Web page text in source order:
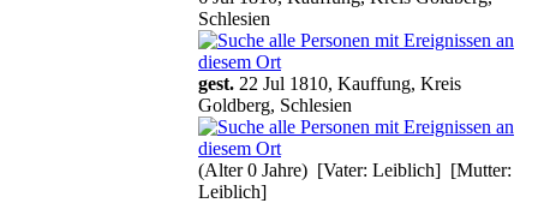
Schlesien
gest. 22 Jul 1810, Kauffung, Kreis
Goldberg, Schlesien
(Alter 0 Jahre) [Vater: Leiblich] [Mutter:
Leiblich]